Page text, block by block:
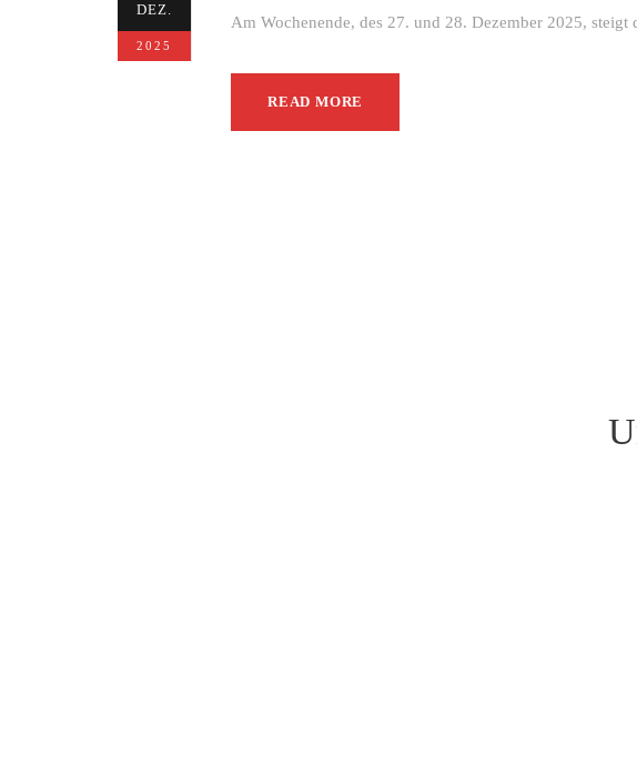
DEZ.
2025
Am Wochenende, des 27. und 28. Dezember 2025,
READ MORE